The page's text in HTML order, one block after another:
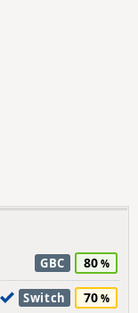
GBC 80
Switch 70